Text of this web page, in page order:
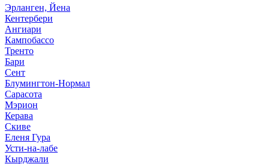
Эрланген, Йена
Кентербери
Ангиари
Кампобассо
Тренто
Бари
Сент
Блумингтон-Нормал
Сарасота
Мэрион
Керава
Скиве
Еленя Гура
Усти-на-лабе
Кырджали